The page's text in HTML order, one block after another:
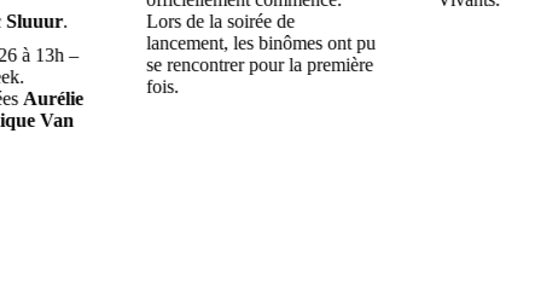
Sluuur.
à 13h –
Aurélie
Van
Lors de la soirée de
lancement, les binômes ont pu
se rencontrer pour la première
fois.